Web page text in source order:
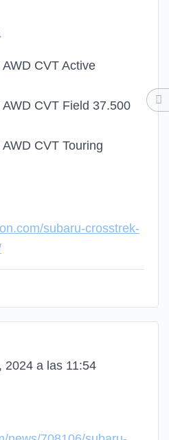
CVT Active
CVT Field 37.500
CVT Touring
subaru-crosstrek-
2024 a las 11:54